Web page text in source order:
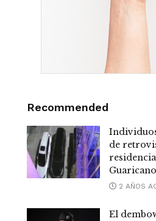
Recommended
de
2 AÑOS
El